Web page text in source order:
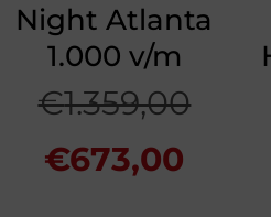
Night Atlanta
1.000 v/m
€1.359,00
€673,00